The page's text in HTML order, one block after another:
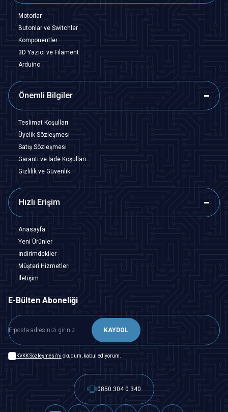
Motorlar
Butonlar ve Switchler
Komponentler
3D Yazıcı ve Filament
Arduino
Önemli Bilgiler
Teslimat Koşulları
Üyelik Sözleşmesi
Satış Sözleşmesi
Garanti ve İade Koşulları
Gizlilik ve Güvenlik
Hızlı Erişim
Anasayfa
Yeni Ürünler
İndirimdekiler
Müşteri Hizmetleri
İletişim
E-Bülten Aboneliği
KAYDOL
KVKK Sözleşmesi'ni okudum, kabul ediyorum.
0850 304 0 340